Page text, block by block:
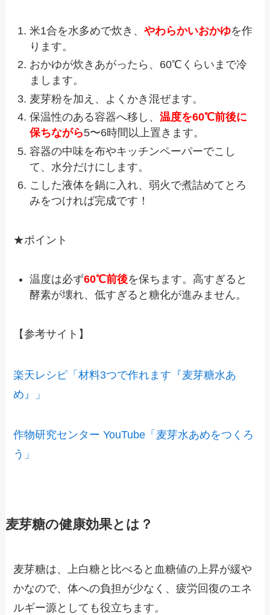
米1合を水多めで炊き、やわらかいおかゆを作
ります。
おかゆが炊きあがったら、60℃くらいまで冷
まします。
麦芽粉を加え、よくかき混ぜます。
保温性のある容器へ移し、温度を60℃前後に
保ちながら5〜6時間以上置きます。
容器の中味を布やキッチンペーパーでこし
て、水分だけにします。
こした液体を鍋に入れ、弱火で煮詰めてとろ
みをつければ完成です！
★ポイント
温度は必ず60℃前後を保ちます。高すぎると
酵素が壊れ、低すぎると糖化が進みません。
【参考サイト】
楽天レシピ「材料3つで作れます『麦芽糖水あ
め』」
作物研究センター YouTube「麦芽水あめをつくろ
う」
麦芽糖の健康効果とは？
麦芽糖は、上白糖と比べると血糖値の上昇が緩や
かなので、体への負担が少なく、疲労回復のエネ
ルギー源としても役立ちます。